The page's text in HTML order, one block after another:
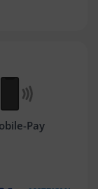
Pay